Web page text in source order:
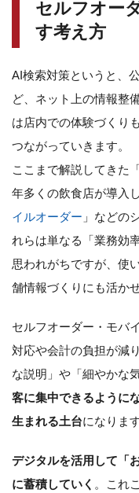
セルフオー
す考え方
AI検索対策というと、
ど、ネット上の情報整
は店内での体験づくり
つながっていきます。
ここまで解説してきた
年多くの飲食店が導入
イルオーダー 」などの
れらは単なる「業務効
思われがちですが、使
舗情報づくりにも活かせ
セルフオーダー・モバ
対応や会計の負担が減
な説明」や「細やかな
客に集中できるように
生まれる土台になります
デジタルを活用して「
に蓄積していく 。これ